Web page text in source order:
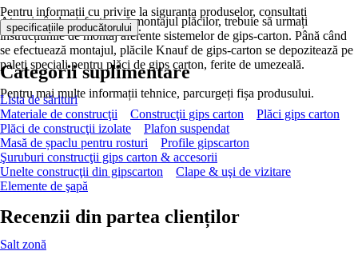
Atunci când se efectuează montajul plăcilor, trebuie să urmați
instrucțiunile de montaj aferente sistemelor de gips-carton. Până când
se efectuează montajul, plăcile Knauf de gips-carton se depozitează pe
paleți speciali pentru plăci de gips carton, ferite de umezeală.
Pentru mai multe informații tehnice, parcurgeți fișa produsului.
Pentru informații cu privire la siguranța produselor, consultați
specificațiile producătorului .
Categorii suplimentare
Lista de sărituri
Materiale de construcţii
Construcţii gips carton
Plăci gips carton
Plăci de construcţii izolate
Plafon suspendat
Masă de șpaclu pentru rosturi
Profile gipscarton
Şuruburi construcţii gips carton & accesorii
Unelte construcţii din gipscarton
Clape & uşi de vizitare
Elemente de şapă
Recenzii din partea clienților
Salt zonă